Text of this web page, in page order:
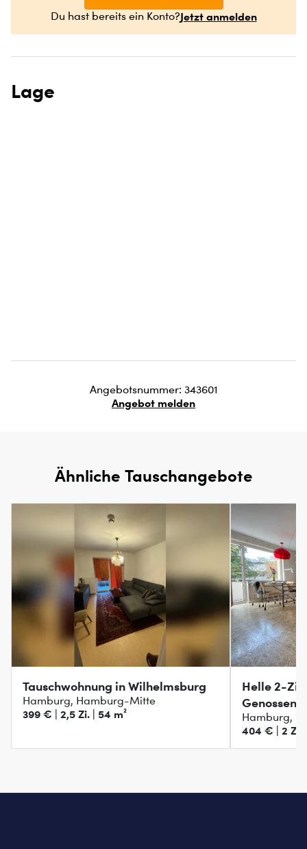
Du hast bereits ein Konto?Jetzt anmelden
Lage
Angebotsnummer: 343601
Angebot melden
Ähnliche Tauschangebote
Tauschwohnung in Wilhelmsburg
Hamburg, Hamburg-Mitte
399 € | 2,5 Zi. | 54 m²
Helle 2-
Hamburg,
404 € | 2 Zi.